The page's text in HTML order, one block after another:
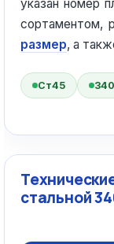
указан номер
сортаментом,
размер, а
Ст45
стальной